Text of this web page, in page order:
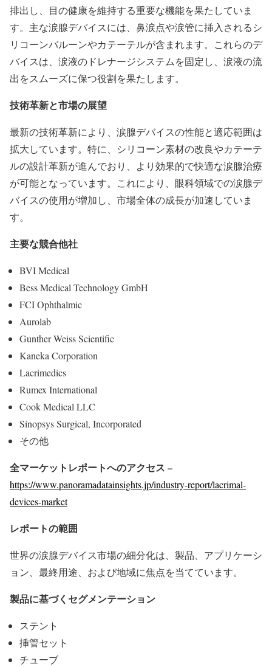
排出し、目の健康を維持する重要な機能を果たしていま
す。主な涙腺デバイスには、鼻涙点や涙管に挿入されるシ
リコーンバルーンやカテーテルが含まれます。これらのデ
バイスは、涙液のドレナージシステムを固定し、涙液の流
出をスムーズに保つ役割を果たします。
技術革新と市場の展望
最新の技術革新により、涙腺デバイスの性能と適応範囲は
拡大しています。特に、シリコーン素材の改良やカテーテ
ルの設計革新が進んでおり、より効果的で快適な涙腺治療
が可能となっています。これにより、眼科領域での涙腺デ
バイスの使用が増加し、市場全体の成長が加速していま
す。
主要な競合他社
BVI Medical
Bess Medical Technology GmbH
FCI Ophthalmic
Aurolab
Gunther Weiss Scientific
Kaneka Corporation
Lacrimedics
Rumex International
Cook Medical LLC
Sinopsys Surgical, Incorporated
その他
全マーケットレポートへのアクセス –
https://www.panoramadatainsights.jp/industry-report/lacrimal-
devices-market
レポートの範囲
世界の涙腺デバイス市場の細分化は、製品、アプリケーシ
ョン、最終用途、および地域に焦点を当てています。
製品に基づくセグメンテーション
ステント
挿管セット
チューブ